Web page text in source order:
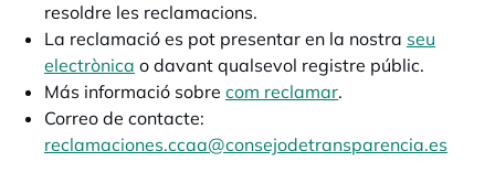
resoldre les reclamacions.
La reclamació es pot presentar en la nostra seu
electrònica opens in a new tab
o davant qualsevol registre públic.
Más informació sobre com reclamar.
Correo de contacte:
reclamaciones.ccaa@consejodetransparencia.es